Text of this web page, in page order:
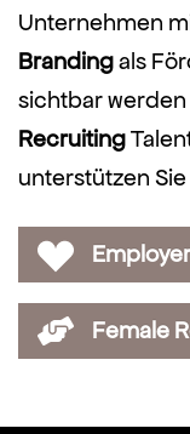
Unternehmen
Brandingals
sichtbar
Recruiting
unterstützen
Female